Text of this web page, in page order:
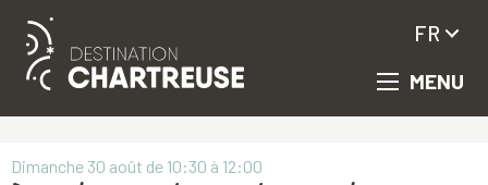
Aller
principal
MENU
FR
Dimanche 30 août de 10:30 à 12:00